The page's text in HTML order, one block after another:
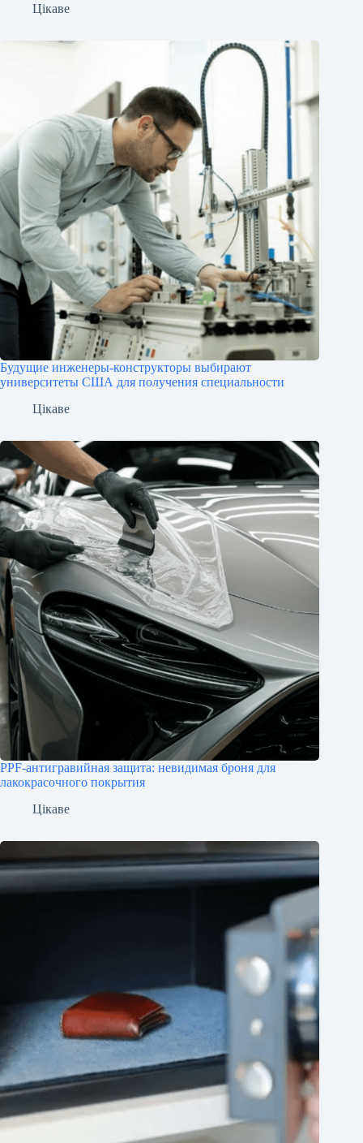
Цікаве
Будущие инженеры‑конструкторы выбирают
университеты США для получения специальности
Цікаве
PPF-антигравийная защита: невидимая броня для
лакокрасочного покрытия
Цікаве